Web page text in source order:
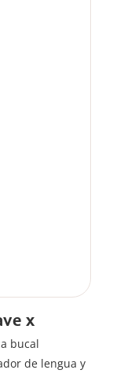
x
bucal
de lengua y